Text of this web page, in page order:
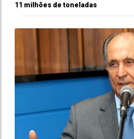
11 milhões de toneladas